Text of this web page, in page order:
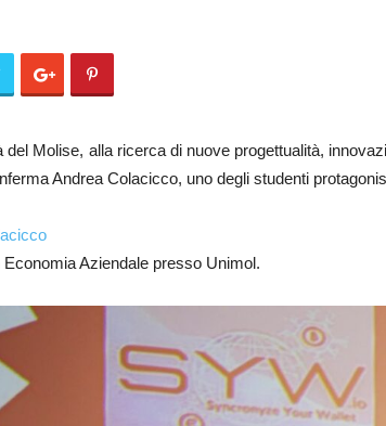
del Molise, alla ricerca di nuove progettualità,
Andrea Colacicco, uno degli studenti
Economia Aziendale presso Unimol.